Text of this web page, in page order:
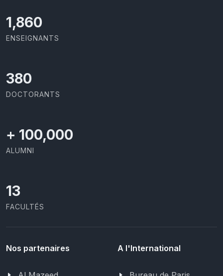
2,029
ENSEIGNANTS
414
DOCTORANTS
+ 100,000
ALUMNI
13
FACULTÉS
Nos partenaires A l'International